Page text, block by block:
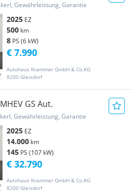
Gewährleistung, Garantie
2025 EZ
500 km
8 PS (6 kW)
Autohaus Krammer GmbH & Co.KG
8200 Gleisdorf
€ 7.990
GS Aut.
Gewährleistung, Garantie
2025 EZ
14.000 km
145 PS (107 kW)
Autohaus Krammer GmbH & Co.KG
8200 Gleisdorf
€ 32.790